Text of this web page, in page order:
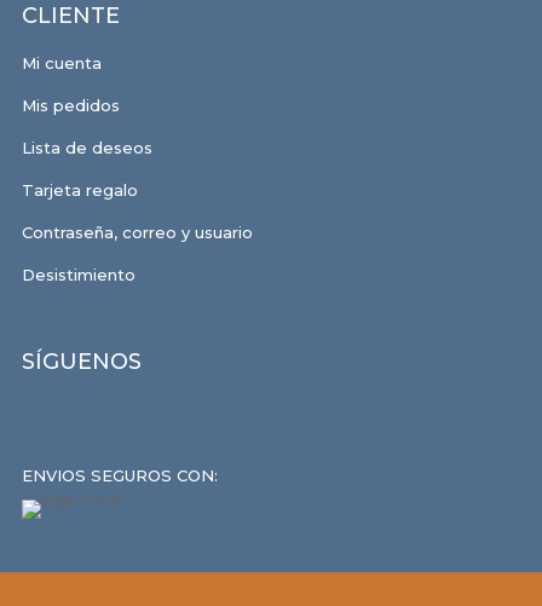
CLIENTE
Mi cuenta
Mis pedidos
Lista de deseos
Tarjeta regalo
Contraseña, correo y usuario
Desistimiento
SÍGUENOS
ENVIOS SEGUROS CON: